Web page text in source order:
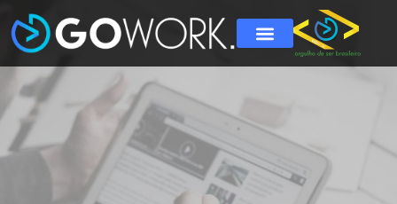
PORTAL EXCLUSIVO
funciona o Portal da Gowork.